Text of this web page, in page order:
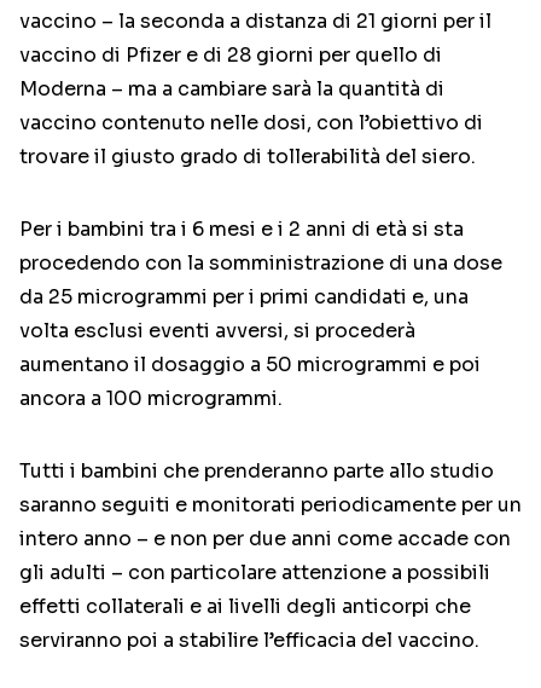
vaccino – la seconda a distanza di 21 giorni per il
vaccino di Pfizer e di 28 giorni per quello di
Moderna – ma a cambiare sarà la quantità di
vaccino contenuto nelle dosi, con l’obiettivo di
trovare il giusto grado di tollerabilità del siero.
Per i bambini tra i 6 mesi e i 2 anni di età si sta
procedendo con la somministrazione di una dose
da 25 microgrammi per i primi candidati e, una
volta esclusi eventi avversi, si procederà
aumentano il dosaggio a 50 microgrammi e poi
ancora a 100 microgrammi.
Tutti i bambini che prenderanno parte allo studio
saranno seguiti e monitorati periodicamente per un
intero anno – e non per due anni come accade con
gli adulti – con particolare attenzione a possibili
effetti collaterali e ai livelli degli anticorpi che
serviranno poi a stabilire l’efficacia del vaccino.